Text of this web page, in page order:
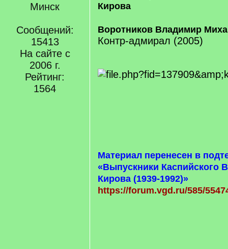
Минск
Сообщений:
15413
На сайте с
2006 г.
Рейтинг:
1564
Кирова
Воротников Владимир
Контр-адмирал (2005)
Материал перенесен в
«Выпускники
Кирова (1939-1992)»
https://forum.vgd.ru/585/